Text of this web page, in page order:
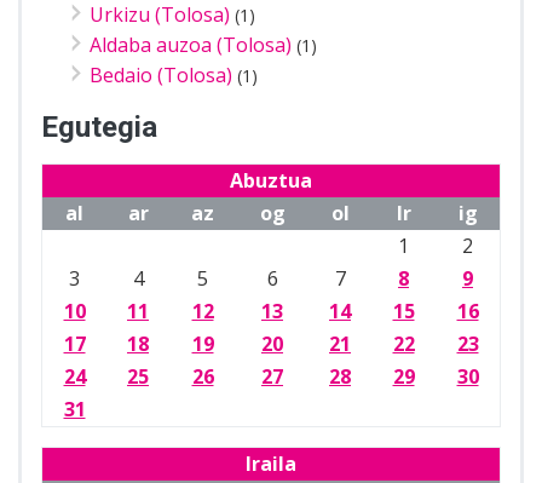
Urkizu (Tolosa) (1)
Aldaba auzoa (Tolosa) (1)
Bedaio (Tolosa) (1)
Egutegia
Abuztua
al
ar az og ol lr
ig
1
2
3
4 5 6 7 8
9
10
11 12 13 14 15
16
17
18 19 20 21 22
23
24
25 26 27 28 29
30
31
Iraila